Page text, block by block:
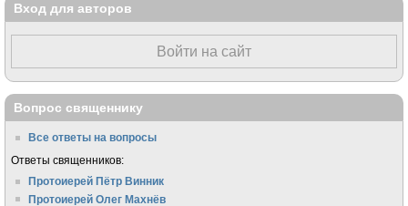
Вход для авторов
Войти на сайт
Вопрос священнику
Все ответы на вопросы
Ответы священников:
Протоиерей Пётр Винник
Протоиерей Олег Махнёв